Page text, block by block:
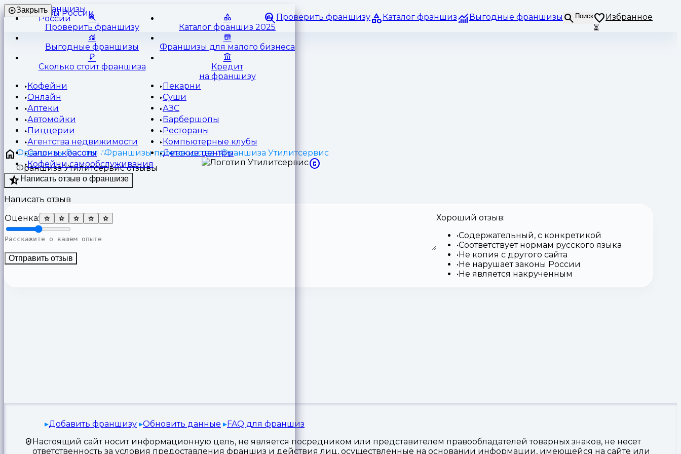
Франшизы
России
Проверить франшизу Каталог франшиз Выгодные франшизы Поиск
Избранное
⏳
Закрыть
Проверить франшизу Каталог франшиз 2025
Выгодные франшизы Франшизы для малого бизнеса
Сколько стоит франшиза
Кредит
на франшизу
Кофейни
Пекарни
Онлайн
Суши
Аптеки
АЗС
Автомойки
Барбершопы
Пиццерии
Рестораны
Агентства недвижимости
Компьютерные клубы
Салоны красоты
Детские центры
Кофейни самообслуживания
Франшизы России Франшизы производства
Франшиза Утилитсервис
Франшиза Утилитсервис отзывы
Написать отзыв о франшизе
Написать отзыв
Оценка:
Отправить отзыв
Хороший отзыв:
Содержательный, с конкретикой
Соответствует нормам русского языка
Не копия с другого сайта
Не нарушает законы России
Не является накрученным
Добавить франшизу Обновить данные
FAQ для франшиз
Настоящий сайт носит информационную цель, не является посредником или представителем правообладателей товарных знаков, не несет
ответственность за условия предоставления франшиз и действия лиц, осуществленные на основании информации, имеющейся на сайте или